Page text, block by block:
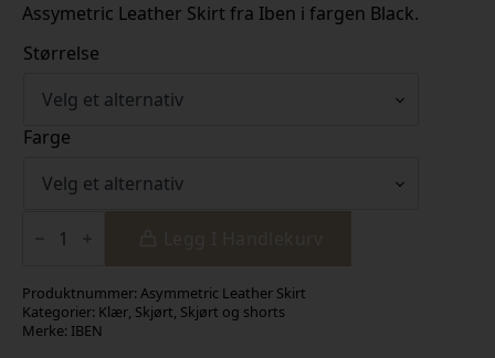
Assymetric Leather Skirt fra Iben i fargen Black.
Størrelse
Farge
Leather
antall
Produktnummer: Asymmetric Leather Skirt
Kategorier: Klær Skjørt Skjørt og shorts
Merke: IBEN